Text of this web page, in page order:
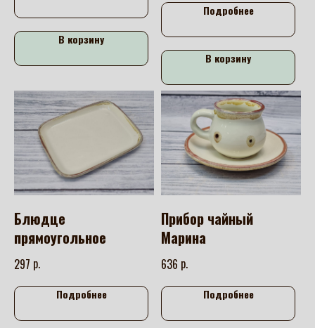
В корзину
Подробнее
В корзину
Блюдце
прямоугольное
297 р.
Подробнее
Прибор чайный
Марина
636 р.
Подробнее